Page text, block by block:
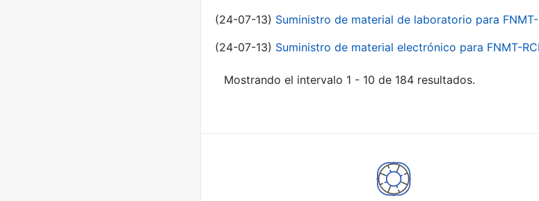
(24-07-13) Suministro de material de laboratorio para
(24-07-13) Suministro de material electrónico para FNMT-
Mostrando el intervalo 1 - 10 de 184 resultados.